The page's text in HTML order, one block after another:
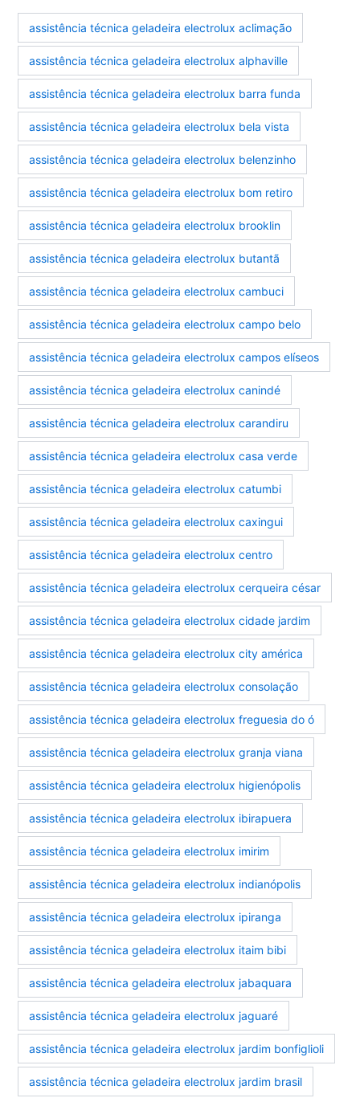
assistência técnica geladeira electrolux aclimação
assistência técnica geladeira electrolux alphaville
assistência técnica geladeira electrolux barra funda
assistência técnica geladeira electrolux bela vista
assistência técnica geladeira electrolux belenzinho
assistência técnica geladeira electrolux bom retiro
assistência técnica geladeira electrolux brooklin
assistência técnica geladeira electrolux butantã
assistência técnica geladeira electrolux cambuci
assistência técnica geladeira electrolux campo belo
assistência técnica geladeira electrolux campos elíseos
assistência técnica geladeira electrolux canindé
assistência técnica geladeira electrolux carandiru
assistência técnica geladeira electrolux casa verde
assistência técnica geladeira electrolux catumbi
assistência técnica geladeira electrolux caxingui
assistência técnica geladeira electrolux centro
assistência técnica geladeira electrolux cerqueira césar
assistência técnica geladeira electrolux cidade jardim
assistência técnica geladeira electrolux city américa
assistência técnica geladeira electrolux consolação
assistência técnica geladeira electrolux freguesia do ó
assistência técnica geladeira electrolux granja viana
assistência técnica geladeira electrolux higienópolis
assistência técnica geladeira electrolux ibirapuera
assistência técnica geladeira electrolux imirim
assistência técnica geladeira electrolux indianópolis
assistência técnica geladeira electrolux ipiranga
assistência técnica geladeira electrolux itaim bibi
assistência técnica geladeira electrolux jabaquara
assistência técnica geladeira electrolux jaguaré
assistência técnica geladeira electrolux jardim bonfiglioli
assistência técnica geladeira electrolux jardim brasil